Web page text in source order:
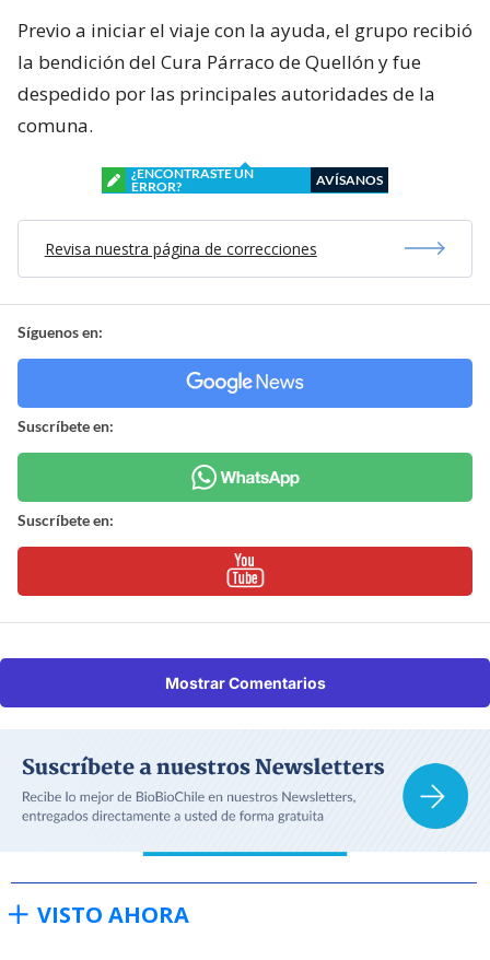
Previo a iniciar el viaje con la ayuda, el grupo recibió
la bendición del Cura Párraco de Quellón y fue
despedido por las principales autoridades de la
comuna.
¿ENCONTRASTE UN
ERROR?
AVÍSANOS
Revisa nuestra página de correcciones
Síguenos en:
Suscríbete en:
Suscríbete en:
Mostrar Comentarios
VISTO AHORA